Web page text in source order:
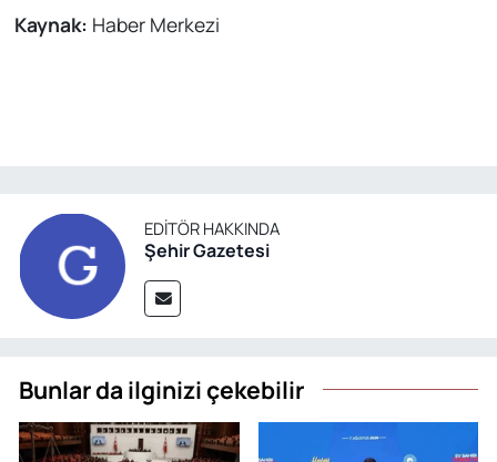
Kaynak: Haber Merkezi
EDITÖR HAKKINDA
Şehir Gazetesi
Bunlar da ilginizi çekebilir